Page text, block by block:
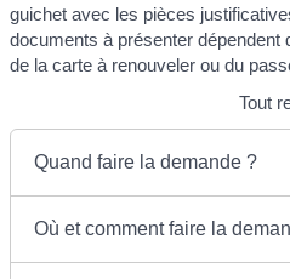
guichet avec les pièces
documents à présenter dépendent
de la carte à renouveler ou du
Tout
Quand faire la demande ?
Où et comment faire la